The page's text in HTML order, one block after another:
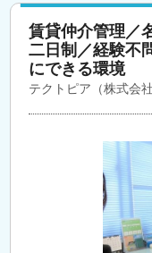
賃貸仲介管理／
二日制／経験不
にできる環境
テクトピア（株式会